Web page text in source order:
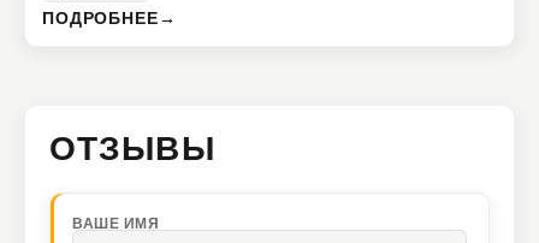
ПОДРОБНЕЕ→
ОТЗЫВЫ
ВАШЕ ИМЯ